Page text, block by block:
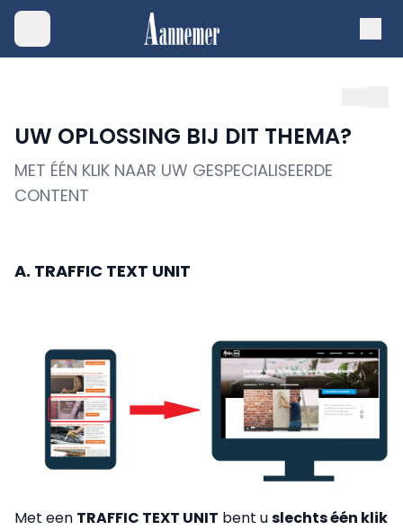
UW OPLOSSING BIJ DIT THEMA?
MET ÉÉN KLIK NAAR UW GESPECIALISEERDE
CONTENT
A. TRAFFIC TEXT UNIT
Met een TRAFFIC TEXT UNIT bent uslechts één klik